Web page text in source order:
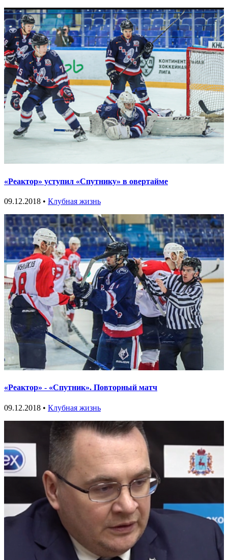
«Реактор» уступил «Спутнику» в овертайме
09.12.2018 • Клубная жизнь
«Реактор» - «Спутник». Повторный матч
09.12.2018 • Клубная жизнь